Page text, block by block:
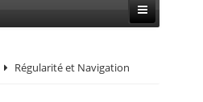
Régularité et Navigation